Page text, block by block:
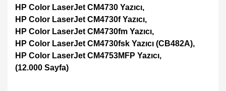
HP Color LaserJet CM4730 Yazıcı,
HP Color LaserJet CM4730f Yazıcı,
HP Color LaserJet CM4730fm Yazıcı,
HP Color LaserJet CM4730fsk Yazıcı (CB482A),
HP Color LaserJet CM4753MFP Yazıcı,
(12.000 Sayfa)